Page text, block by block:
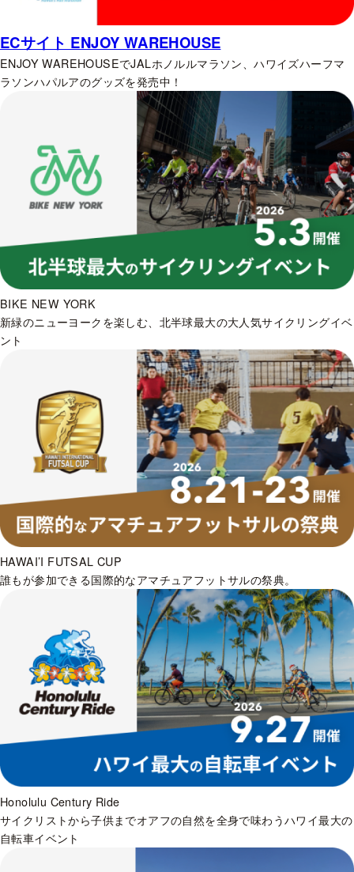
ECサイト ENJOY WAREHOUSE
ENJOY WAREHOUSEでJALホノルルマラソン、ハワイズハーフマ
ラソンハパルアのグッズを発売中！
BIKE NEW YORK
新緑のニューヨークを楽しむ、北半球最大の大人気サイクリングイベ
ント
HAWAI’I FUTSAL CUP
誰もが参加できる国際的なアマチュアフットサルの祭典。
Honolulu Century Ride
サイクリストから子供までオアフの自然を全身で味わうハワイ最大の
自転車イベント